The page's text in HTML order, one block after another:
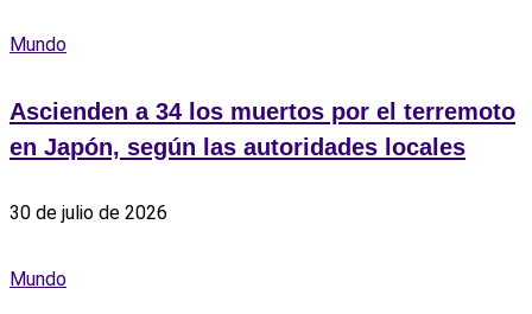
Mundo
Ascienden a 34 los muertos por el terremoto
en Japón, según las autoridades locales
30 de julio de 2026
Mundo